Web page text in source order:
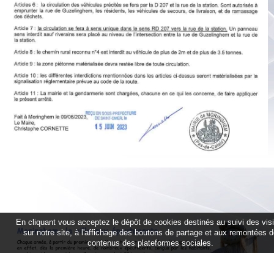
En cliquant vous acceptez le dépôt de cookies destinés au suivi des
sur notre site, à l'affichage des boutons de partage et aux remontées
contenus des plateformes sociales.